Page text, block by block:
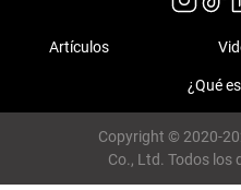
Artículos
¿Qué
Copyright © 2020-
Co., Ltd. Todos los